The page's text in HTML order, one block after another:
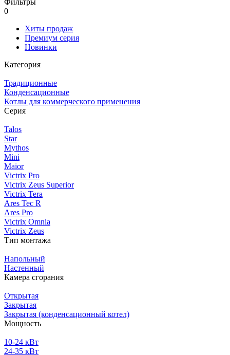
Фильтры
0
Хиты продаж
Премиум серия
Новинки
Категория
Традиционные
Конденсационные
Котлы для коммерческого применения
Серия
Talos
Star
Mythos
Mini
Maior
Victrix Pro
Victrix Zeus Superior
Victrix Tera
Ares Tec R
Ares Pro
Victrix Omnia
Victrix Zeus
Тип монтажа
Напольный
Настенный
Камера сгорания
Открытая
Закрытая
Закрытая (конденсационный котел)
Мощность
10-24 кВт
24-35 кВт